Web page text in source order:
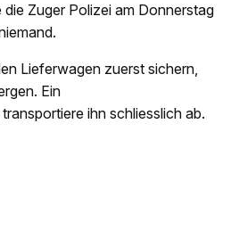
Zuger Polizei am Donnerstag
Lieferwagen zuerst sichern,
Ein
ihn schliesslich ab.